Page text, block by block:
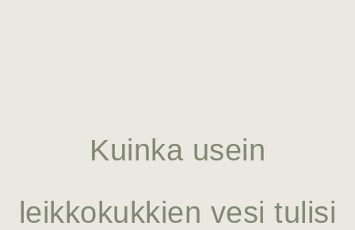
Kuinka usein
leikkokukkien vesi tulisi